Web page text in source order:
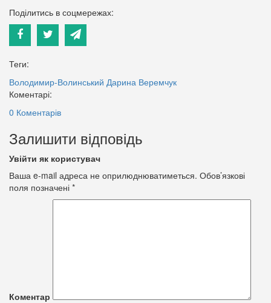
Поділитись в соцмережах:
Теги:
Володимир-Волинський Дарина Веремчук
Коментарі:
0 Коментарів
Залишити відповідь
Увійти як користувач
Ваша e-mail адреса не оприлюднюватиметься. Обов’язкові
поля позначені *
Коментар